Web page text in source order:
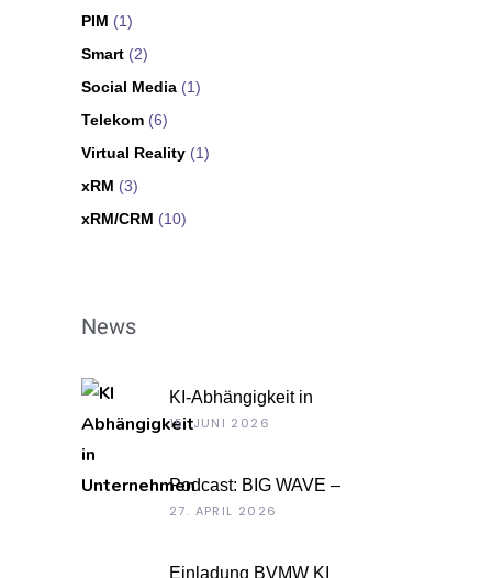
PIM (1)
Smart (2)
Social Media (1)
Telekom (6)
Virtual Reality (1)
xRM (3)
xRM/CRM (10)
News
KI-Abhängigkeit in
Unternehmen
15. JUNI 2026
Podcast: BIG WAVE –
Unternehmenskultur als
27. APRIL 2026
Einladung BVMW KI